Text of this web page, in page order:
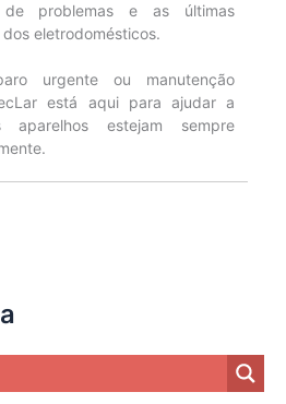
problemas e as últimas
eletrodomésticos.
urgente ou manutenção
está aqui para ajudar a
estejam sempre